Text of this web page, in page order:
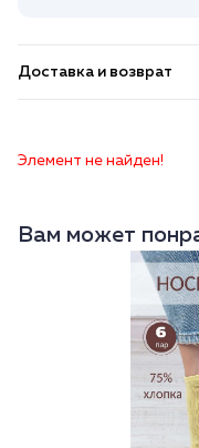
Доставка и возврат
Элемент не найден!
Вам может